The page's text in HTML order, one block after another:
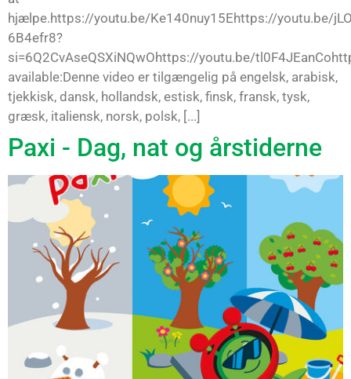
hjælpe.https://youtu.be/Ke140nuy15Ehttps://youtu.be/
6B4efr8?
si=6Q2CvAseQSXiNQwOhttps://youtu.be/
available:Denne video er tilgængelig på engelsk, arabisk,
tjekkisk, dansk, hollandsk, estisk, finsk, fransk, tysk,
græsk, italiensk, norsk, polsk, [...]
Paxi - Dag, nat og årstiderne